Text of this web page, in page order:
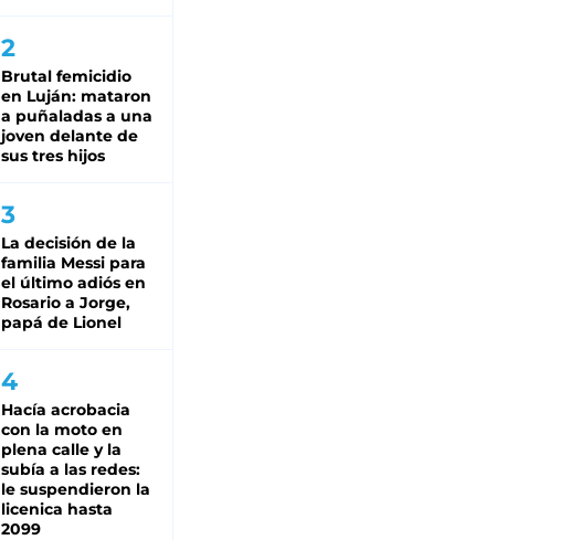
Brutal femicidio
en Luján: mataron
a puñaladas a una
joven delante de
sus tres hijos
La decisión de la
familia Messi para
el último adiós en
Rosario a Jorge,
papá de Lionel
Hacía acrobacia
con la moto en
plena calle y la
subía a las redes:
le suspendieron la
licenica hasta
2099